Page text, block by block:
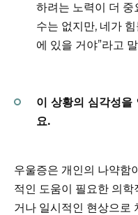
하려는 노력이 더 중
수는 없지만, 네가
에 있을 거야”라고
이 상황의 심각성을
요.
우울증은 개인의 나약함
적인 도움이 필요한 의
거나 일시적인 현상으로